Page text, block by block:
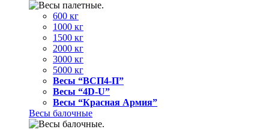
600 кг
1000 кг
1500 кг
2000 кг
3000 кг
5000 кг
Весы “ВСП4-П”
Весы “4D-U”
Весы “Красная Армия”
Весы балочные